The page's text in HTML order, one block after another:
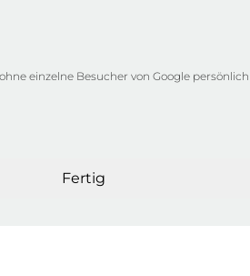
einzelne Besucher von Google
Fertig